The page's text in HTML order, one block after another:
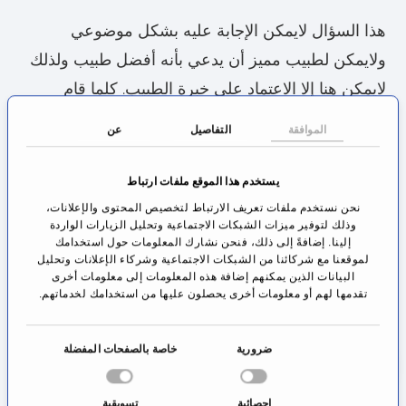
الموافقة التفاصيل عن
يستخدم هذا الموقع ملفات ارتباط
نحن نستخدم ملفات تعريف الارتباط لتخصيص المحتوى والإعلانات،
وذلك لتوفير ميزات الشبكات الاجتماعية وتحليل الزيارات الواردة
إلينا. إضافةً إلى ذلك، فنحن نشارك المعلومات حول استخدامك
لموقعنا مع شركائنا من الشبكات الاجتماعية وشركاء الإعلانات وتحليل
البيانات الذين يمكنهم إضافة هذه المعلومات إلى معلومات أخرى
تقدمها لهم أو معلومات أخرى يحصلون عليها من استخدامك لخدماتهم.
ضرورية خاصة بالصفحات المفضلة
هذا السؤال لايمكن الإجابة عليه بشكل موضوعي
ولايمكن لطبيب مميز أن يدعي بأنه أفضل طبيب ولذلك
لايمكن هنا إلا الاعتماد على خبرة الطبيب. كلما قام
أكثر خبرة في مجال إختصاصه.
وكذلك فإن الأطباء المختصين في جراحة الأوعية الدموية
قد أنهوا ست سنوات إختصاص في جراحة الأوعية
الدموية بالإضافة إلى أنهم منذ سنوات طويلة يعملون في
هذا الإختصاص. بناء على خبرتهم الطويلة وسنوات العمل
الطويلة كجراحي أوعية دموية فإنهم بالتأكيد الشخص